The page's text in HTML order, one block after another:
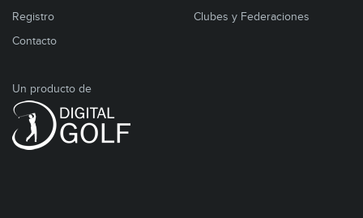
Registro
Contacto
Clubes y Federaciones
Un producto de